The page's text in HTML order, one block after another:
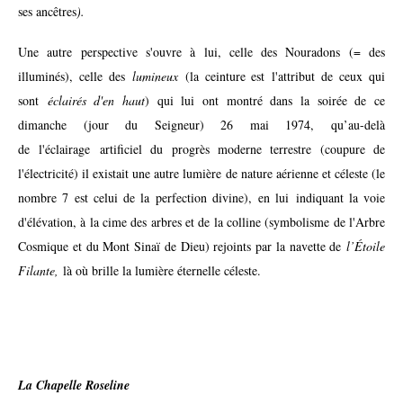
ses ancêtres).
Une autre perspective s'ouvre à lui, celle des Nouradons (= des
illuminés), celle deslumineux(la ceinture est l'attribut de ceux qui
sont éclairés d'en haut) qui lui ont montré dans la soirée de ce
dimanche (jour du Seigneur) 26 mai 1974, qu’au-delà
de l'éclairage artificiel du progrès moderne terrestre (coupure de
l'électricité) il existait une autre lumière de nature aérienne et céleste (le
nombre 7 est celui de la perfection divine), en lui indiquant la voie
d'élévation, à la cime des arbres et de la colline (symbolisme de l'Arbre
Cosmique et du Mont Sinaï de Dieu) rejoints par la navette de l’Étoile
Filante, là où brille la lumière éternelle céleste.
La Chapelle Roseline